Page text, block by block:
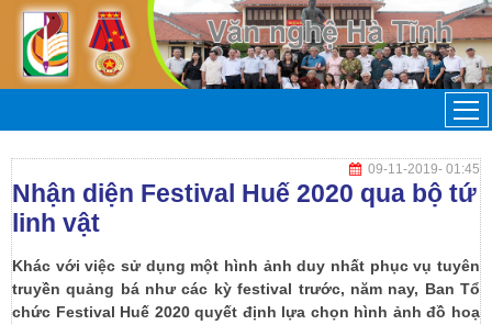
09-11-2019- 01:45
Nhận diện Festival Huế 2020 qua bộ tứ
linh vật
Khác với việc sử dụng một hình ảnh duy nhất phục vụ tuyên
truyền quảng bá như các kỳ festival trước, năm nay, Ban Tổ
chức Festival Huế 2020 quyết định lựa chọn hình ảnh đồ hoạ